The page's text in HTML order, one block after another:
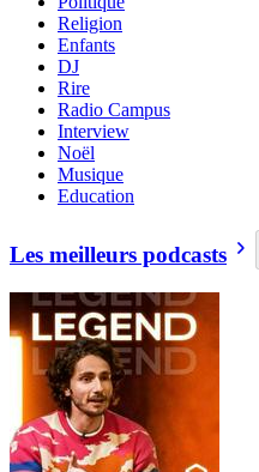
Religion
Enfants
DJ
Rire
Radio Campus
Interview
Noël
Musique
Education
Les meilleurs podcasts